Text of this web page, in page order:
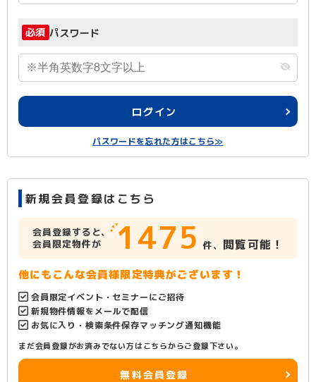
必須 パスワード
ログイン
パスワードを忘れた方はこちら≫
新規会員登録はこちら
会員登録すると、
会員限定物件が
1475 件、 閲覧可能！
他にもこんな会員様限定特典がございます！
会員限定イベント・セミナーにご招待
新規物件情報をメールで配信
お気に入り・検索条件保存マッチング通知機能
まだ会員登録がお済みでない方はこちらからご登録下さい。
無料会員登録